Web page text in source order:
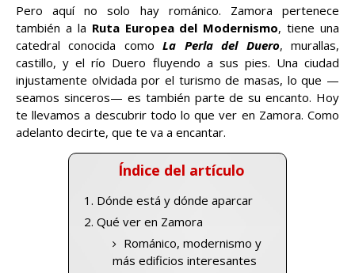
Pero aquí no solo hay románico. Zamora pertenece
también a la Ruta Europea del Modernismo, tiene una
catedral conocida comoLa Perla del Duero, murallas,
castillo, y el río Duero fluyendo a sus pies. Una ciudad
injustamente olvidada por el turismo de masas, lo que —
seamos sinceros— es también parte de su encanto. Hoy
te llevamos a descubrir todo lo que ver en Zamora. Como
adelanto decirte, que te va a encantar.
Índice del artículo
Dónde está y dónde aparcar
Qué ver en Zamora
Románico, modernismo y
más edificios interesantes